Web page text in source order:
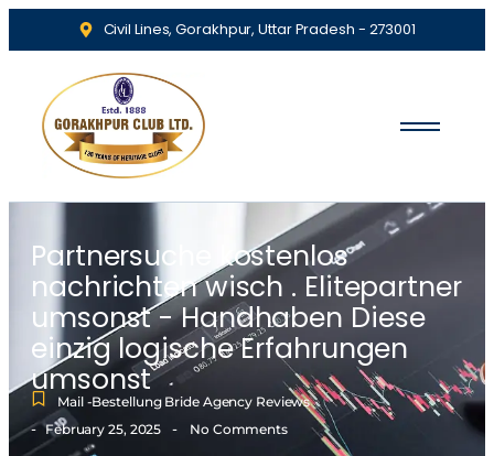
Civil Lines, Gorakhpur, Uttar Pradesh - 273001
Partnersuche kostenlos
nachrichten wisch . Elitepartner
umsonst - Handhaben Diese
einzig logische Erfahrungen
umsonst
Mail -Bestellung Bride Agency Reviews
- February 25, 2025 - No Comments